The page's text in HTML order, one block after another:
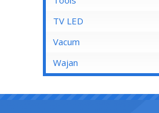
Stop Kontak LAN/Data
Stop Kontak Lantai
TV LED
Vacum
Wajan